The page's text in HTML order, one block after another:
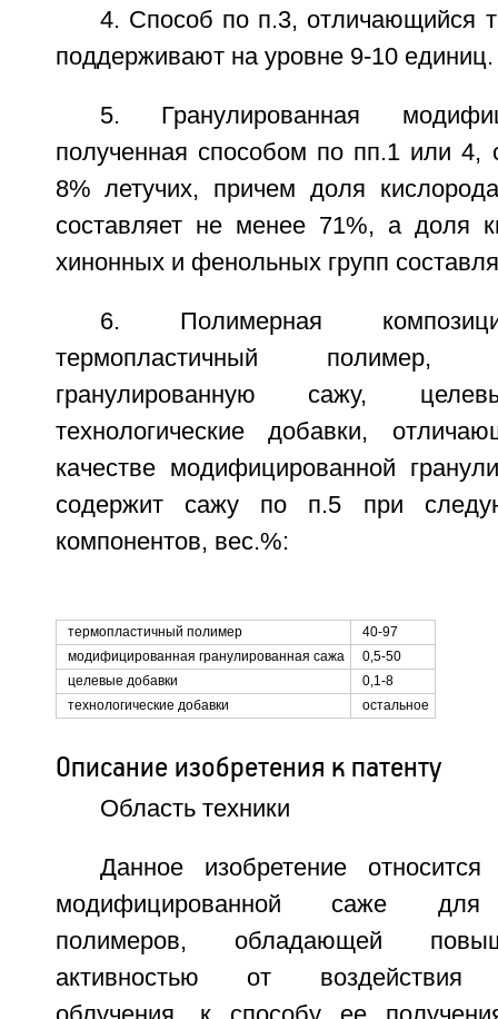
4. Способ по п.3, отличающийся
поддерживают на уровне 9-10 единиц.
5. Гранулированная
полученная способом по пп.1 или
8% летучих, причем доля
составляет не менее 71%, а доля
хинонных и фенольных групп
6. Полимерная
термопластичный полимер,
гранулированную сажу,
технологические добавки,
качестве модифицированной
содержит сажу по п.5 при
компонентов, вес.%:
термопластичный полимер
40-97
модифицированная гранулированная сажа
0,5-50
целевые добавки
0,1-8
технологические добавки
остальное
Описание изобретения к патенту
Область техники
Данное изобретение относится
модифицированной саже для
полимеров, обладающей
активностью от воздействия